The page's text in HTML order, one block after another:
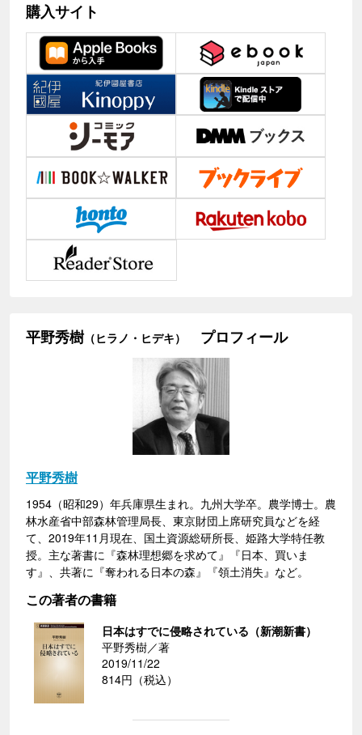
購入サイト
平野秀樹（ヒラノ・ヒデキ） プロフィール
平野秀樹
1954（昭和29）年兵庫県生まれ。九州大学卒。農学博士。農
林水産省中部森林管理局長、東京財団上席研究員などを経
て、2019年11月現在、国土資源総研所長、姫路大学特任教
授。主な著書に『森林理想郷を求めて』『日本、買いま
す』、共著に『奪われる日本の森』『領土消失』など。
この著者の書籍
日本はすでに侵略されている（新潮新書）
平野秀樹／著
2019/11/22
814円（税込）